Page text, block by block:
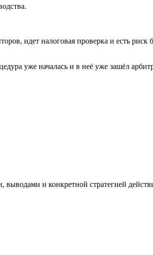
идет налоговая проверка и есть
уже началась и в неё уже зашёл
выводами и конкретной стратегией